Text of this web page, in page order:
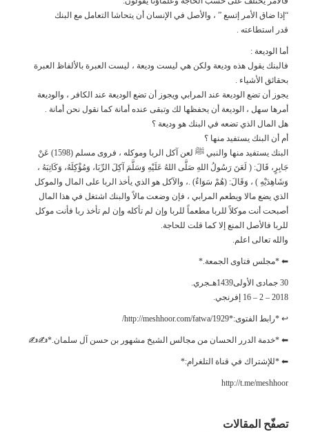
“إذا ضاق الأمر إتسع ” ، والأصل في الإنسان أن يتحاشا التعامل مع البنك
قدر استطاعته .
أما الوديعة :
فالبنك يقول هذه وديعة ولكن هي ليست وديعة ، ليست العبرة بالألفاظ العبرة
بحقائق الأشياء .
يجوز أن تضع الوديعة عند المرابي ويجوز أن تضع الوديعة عند الكافر ، والوديعة
أمرها سهل ، الوديعة أن يحفظها لك وتبقى عنده أمانة كما نقول نحن أمانة .
هل المال الذي تضعه في البنك هو وديعة ؟
أم أن البنك يستفيد منها ؟
البنك يستفيد منها والنبي ﷺ لعن آكل الربا وموكله ، فروى مسلم (1598) عَنْ
جَابِرٍ، قَالَ: ( لَعَنَ رَسُولُ اللهِ صَلَّى اللهُ عَلَيْهِ وَسَلَّمَ آكِلَ الرِّبَا، وَمُؤْكِلَهُ، وَكَاتِبَهُ ،
وَشَاهِدَيْهِ ) ، وَقَالَ: (هُمْ سَوَاءٌ) .، والآكل هو الذي يأخذ الربا على المال والموكل
الذي يضع مالا ويطعم المرابي ، فإن وضعت مالاً والبنك اشتغل في هذا المال
أصبحت أنت موكلاً للربا مطعماً للربا وإن لم تأكله وإن لم تأخذ ربا فأنت موكل
للربا فالأصل المنع إلا كما قلت للحاجة.
والله تعالى اعلم.
⬅ *مجلس فتاوى الجمعة.*
30 جمادى الأولى1439هـجري.
2018 – 2 – 16 إفرنجي.
↩ *رابط الفتوى:*http://meshhoor.com/fatwa/1929/
⬅ *خدمة الدرر الحسان من مجالس الشيخ مشهور بن حسن آل سلمان.*✍✍
⬅ *للإشتراك في قناة التلغرام:*
http://t.me/meshhoor
تصفّح المقالات